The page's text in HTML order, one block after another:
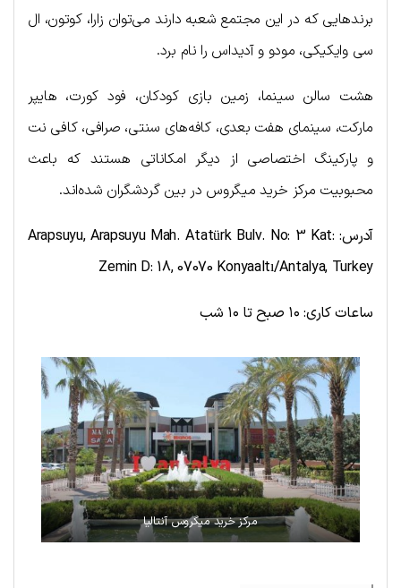
برندهایی که در این مجتمع شعبه دارند می‌توان زارا، کوتون، ال
سی وایکیکی، مودو و آدیداس را نام برد.
هشت سالن سینما، زمین بازی کودکان، فود کورت، هایپر
مارکت، سینمای هفت بعدی، کافه‌های سنتی، صرافی، کافی نت
و پارکینگ اختصاصی از دیگر امکاناتی هستند که باعث
محبوبیت مرکز خرید میگروس در بین گردشگران شده‌اند.
آدرس: Arapsuyu, Arapsuyu Mah. Atatürk Bulv. No: 3 Kat:
Zemin D: 18, 07070 Konyaaltı/Antalya, Turkey
ساعات کاری: ۱۰ صبح تا ۱۰ شب
مرکز خرید میگروس آنتالیا